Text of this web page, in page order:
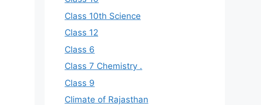
Class 10th Science
Class 12
Class 6
Class 7 Chemistry .
Class 9
Climate of Rajasthan